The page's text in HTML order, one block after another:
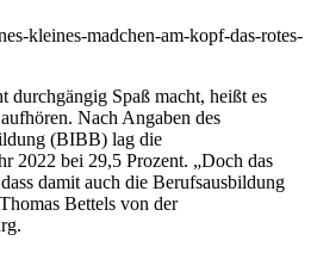
durchgängig Spaß macht, heißt es
Nach Angaben des
(BIBB) lag die
2022 bei 29,5 Prozent. „Doch das
damit auch die Berufsausbildung
Bettels von der